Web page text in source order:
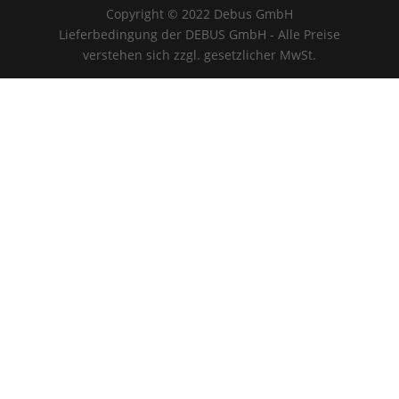
Copyright © 2022 Debus GmbH
Lieferbedingung der DEBUS GmbH - Alle Preise
verstehen sich zzgl. gesetzlicher MwSt.